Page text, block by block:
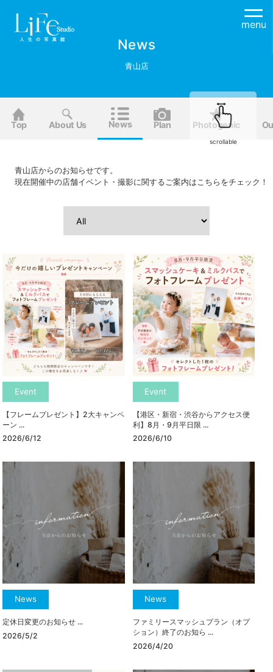
menu
News
青山店
Top About Us News Plan Photogenic
scrollable
青山店からのお知らせです。
現在開催中の店舗イベント・撮影に関するご案内はこちらをチェック！
Event
【フレームプレゼント】2大キャンペ
ーン ...
2026/6/12
Event
【港区・新宿・渋谷からアクセス便
利】8月・9月平日限 ...
2026/6/10
News
定休日変更のお知らせ ...
2026/5/2
News
ファミリースマッシュプラン（オプ
ション）終了のお知ら ...
2026/4/20